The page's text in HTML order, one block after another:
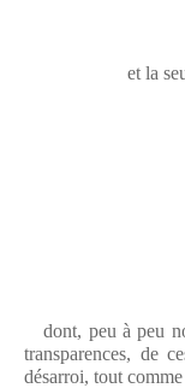
et la
dont, peu à peu
transparences, de
désarroi, tout